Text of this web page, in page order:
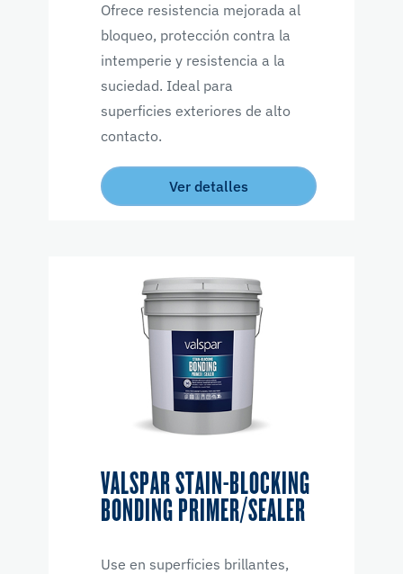
Ofrece resistencia mejorada al
bloqueo, protección contra la
intemperie y resistencia a la
suciedad. Ideal para
superficies exteriores de alto
contacto.
Ver detalles
VALSPAR STAIN-BLOCKING
BONDING PRIMER/SEALER
Use en superficies brillantes,